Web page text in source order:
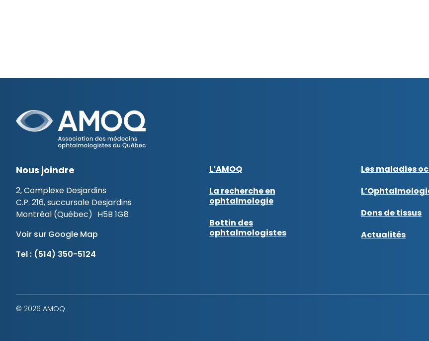
Nous joindre
2, Complexe Desjardins
C.P. 216, succursale Desjardins
Montréal (Québec) H5B 1G8
Voir sur Google Map
Tel : (514) 350-5124
L’AMOQ
La recherche en
ophtalmologie
Bottin des
ophtalmologistes
Les maladies
Dons de tissus
Actualités
© 2026 AMOQ